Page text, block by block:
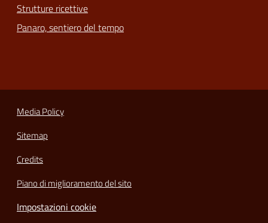
Strutture ricettive
Panaro, sentiero del tempo
Media Policy
Sitemap
Credits
Piano di miglioramento del sito
Impostazioni cookie